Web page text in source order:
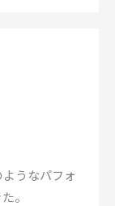
うなパフォ
。